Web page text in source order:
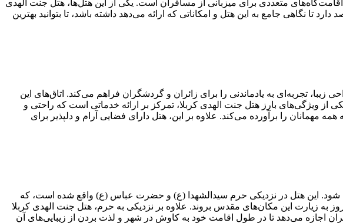
متعددی برای میزبانی از مسافران است. یکی از این هتل‌ها، هتل جنت الهدی
نگاهی جامع به این هتل و امکاناتی که ارائه می‌دهد داشته باشد، تا بتوانید بهترین
تجربه‌ای به یادماندنی را برای زائران و گردشگران فراهم می‌کند. اتاق‌های این
از ویژگی‌های بارز هتل جنت الهدی کربلا، تمرکز بر ارائه خدماتی است که راحتی و
مهمانان را برآورده می‌کند. علاوه بر این، هتل دارای فضایی آرام و دلپذیر برای
شود. این هتل در نزدیکی حرم سیدالشهدا (ع) و حضرت عباس (ع) واقع شده است، که
به زیارت این مکان‌های مقدس بروند. علاوه بر نزدیکی به حرم، هتل جنت الهدی کربلا
اجازه می‌دهد تا در طول اقامت خود به کاوش در شهر و لذت بردن از زیبایی‌های آن